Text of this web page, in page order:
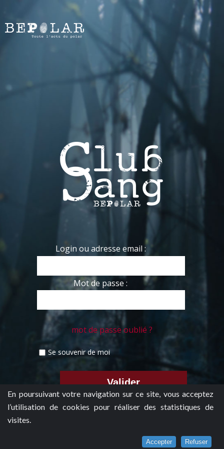
En poursuivant votre navigation sur ce site, vous acceptez
l’utilisation de cookies pour réaliser des statistiques de
visites.
Accepter Refuser
Login ou adresse email :
Mot de passe :
mot de passe oublié ?
Se souvenir de moi